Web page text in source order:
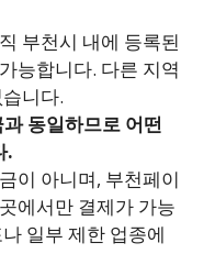
부천시 내에 등록된
능합니다. 다른 지역
니다.
동일하므로 어떤
.
이 아니며, 부천페이
에서만 결제가 가능
일부 제한 업종에